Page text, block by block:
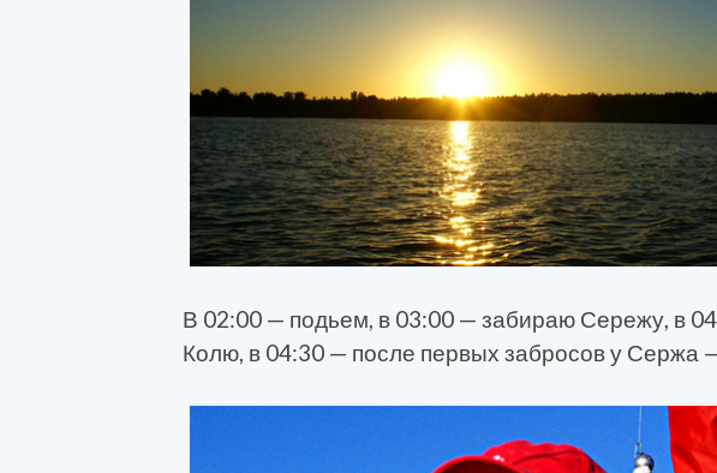
В 02:00 — подьем, в 03:00 — забираю Сережу, в
Колю, в 04:30 — после первых забросов у Сержа